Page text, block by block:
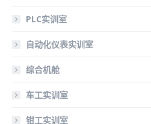
PLC实训室
自动化仪表实训室
综合机舱
车工实训室
钳工实训室